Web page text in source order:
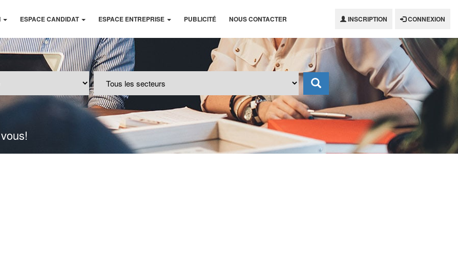
ESPACE CANDIDAT ESPACE ENTREPRISE PUBLICITÉ NOUS CONTACTER INSCRIPTION CONNEXION